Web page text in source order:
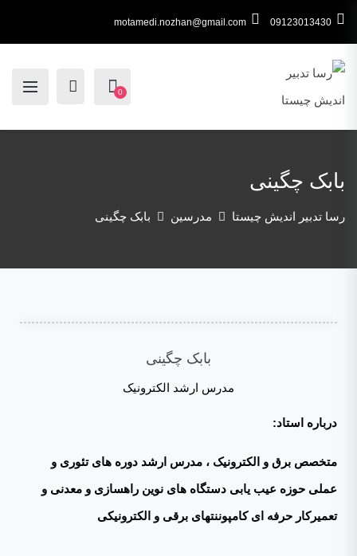
09123013430
motamedi.nozhan@gmail.com
0
بابک چگینی
رسا تدبیر اندیش چیستا مدرسین بابک چگینی
بابک چگینی
مدرس ارشد الکترونیک
درباره استاد:
متخصص برق و الکترونیک ، مدرس ارشد دوره های تئوری و
عملی حوزه عیب یابی دستگاه های نوین راهسازی و معدنی و
تعمیرکار حرفه ای کامپوننتهای برقی و الکترونیکی